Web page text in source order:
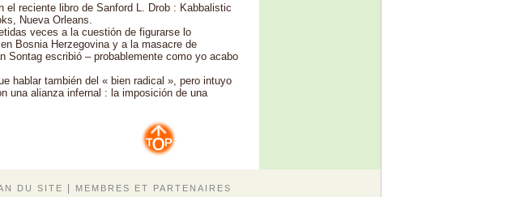
reciente libro de Sanford L. Drob : Kabbalistic
Nueva Orleans.
veces a la cuestión de figurarse lo
Bosnia Herzegovina y a la masacre de
Sontag escribió – probablemente como yo acabo
hablar también del « bien radical », pero intuyo
una alianza infernal : la imposición de una
DU SITE | MEMBRES ET PARTENAIRES